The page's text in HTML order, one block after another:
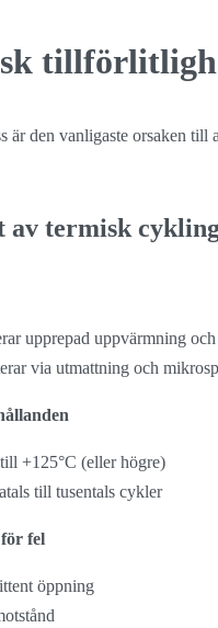
är den vanligaste orsaken
av termisk
upprepad uppvärmning
via utmattning och
+125°C (eller högre)
till tusentals cykler
fel
öppning